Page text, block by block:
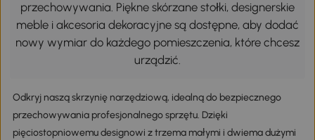
przechowywania. Piękne skórzane stołki, designerskie
meble i akcesoria dekoracyjne są dostępne, aby dodać
nowy wymiar do każdego pomieszczenia, które chcesz
urządzić.
Odkryj naszą skrzynię narzędziową, idealną do bezpiecznego
przechowywania profesjonalnego sprzętu. Dzięki
pięciostopniowemu designowi z trzema małymi i dwiema dużymi